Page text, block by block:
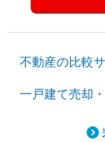
不動産の比較
一戸建て売却